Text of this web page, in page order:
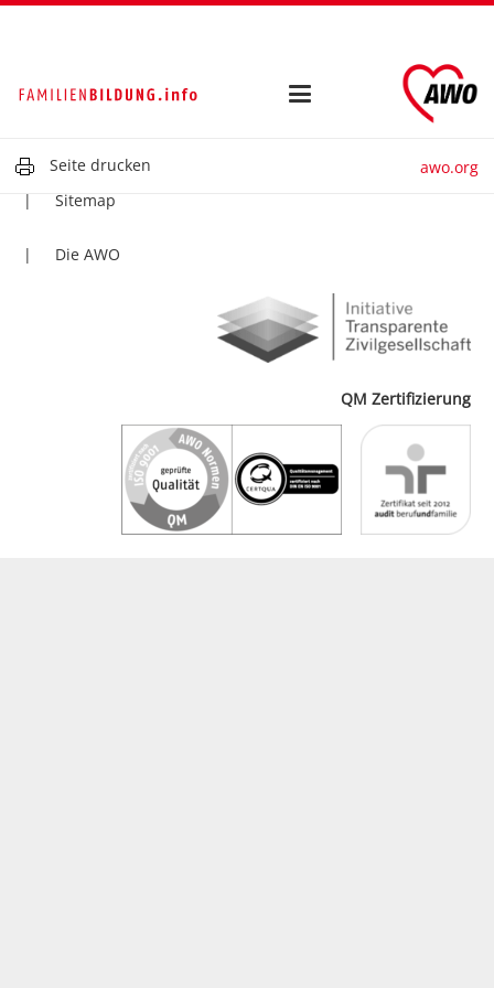
Seite drucken awo.org
Impressum
Sitemap
Die AWO
QM Zertifizierung